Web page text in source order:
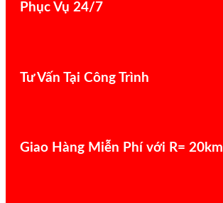
Phục Vụ 24/7
Tư Vấn Tại Công Trình
Giao Hàng Miễn Phí với R= 20km